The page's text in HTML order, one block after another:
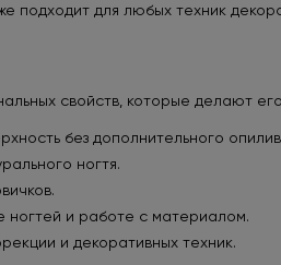
для любых техник
свойств, которые делают
без дополнительного
ногтя.
ногтей и работе с материалом.
и декоративных техник.